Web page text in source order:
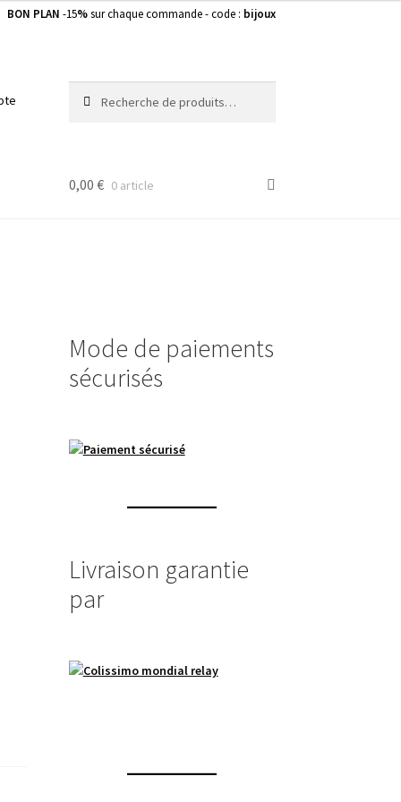
BON PLAN -15%sur chaque commande - code : bijoux
pour :
0,00 € 0 article
Mode de paiements
sécurisés
Livraison garantie
par